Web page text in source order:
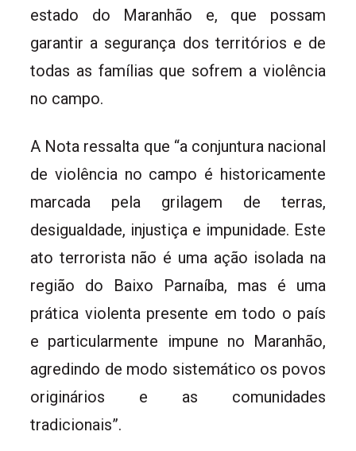
estado do Maranhão e, que possam
garantir a segurança dos territórios e de
todas as famílias que sofrem a violência
no campo.
A Nota ressalta que “a conjuntura nacional
de violência no campo é historicamente
marcada pela grilagem de terras,
desigualdade, injustiça e impunidade. Este
ato terrorista não é uma ação isolada na
região do Baixo Parnaíba, mas é uma
prática violenta presente em todo o país
e particularmente impune no Maranhão,
agredindo de modo sistemático os povos
originários e as comunidades
tradicionais”.